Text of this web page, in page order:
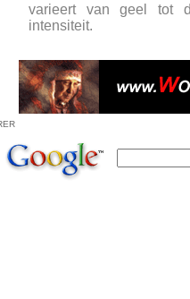
varieert van geel tot
intensiteit.